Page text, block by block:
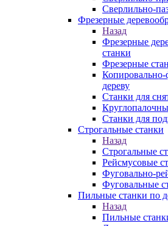
Сверлильно-
Фрезерные
Назад
Фрезерные
станки
Фрезерные
Копировально-
дереву
Станки для
Станки для
Строгальные станки
Назад
Строгальные
Рейсмусовые
Фуговально-
Фуговальные
Пильные станки по
Назад
Пильные